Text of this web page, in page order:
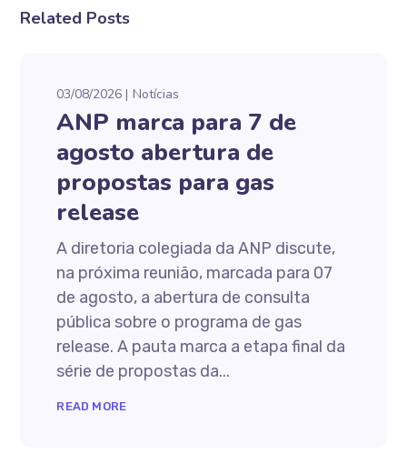
Related Posts
03/08/2026 Notícias
ANP marca para 7 de
agosto abertura de
propostas para gas
release
A diretoria colegiada da ANP discute,
na próxima reunião, marcada para 07
de agosto, a abertura de consulta
pública sobre o programa de gas
release. A pauta marca a etapa final da
série de propostas da...
READ MORE